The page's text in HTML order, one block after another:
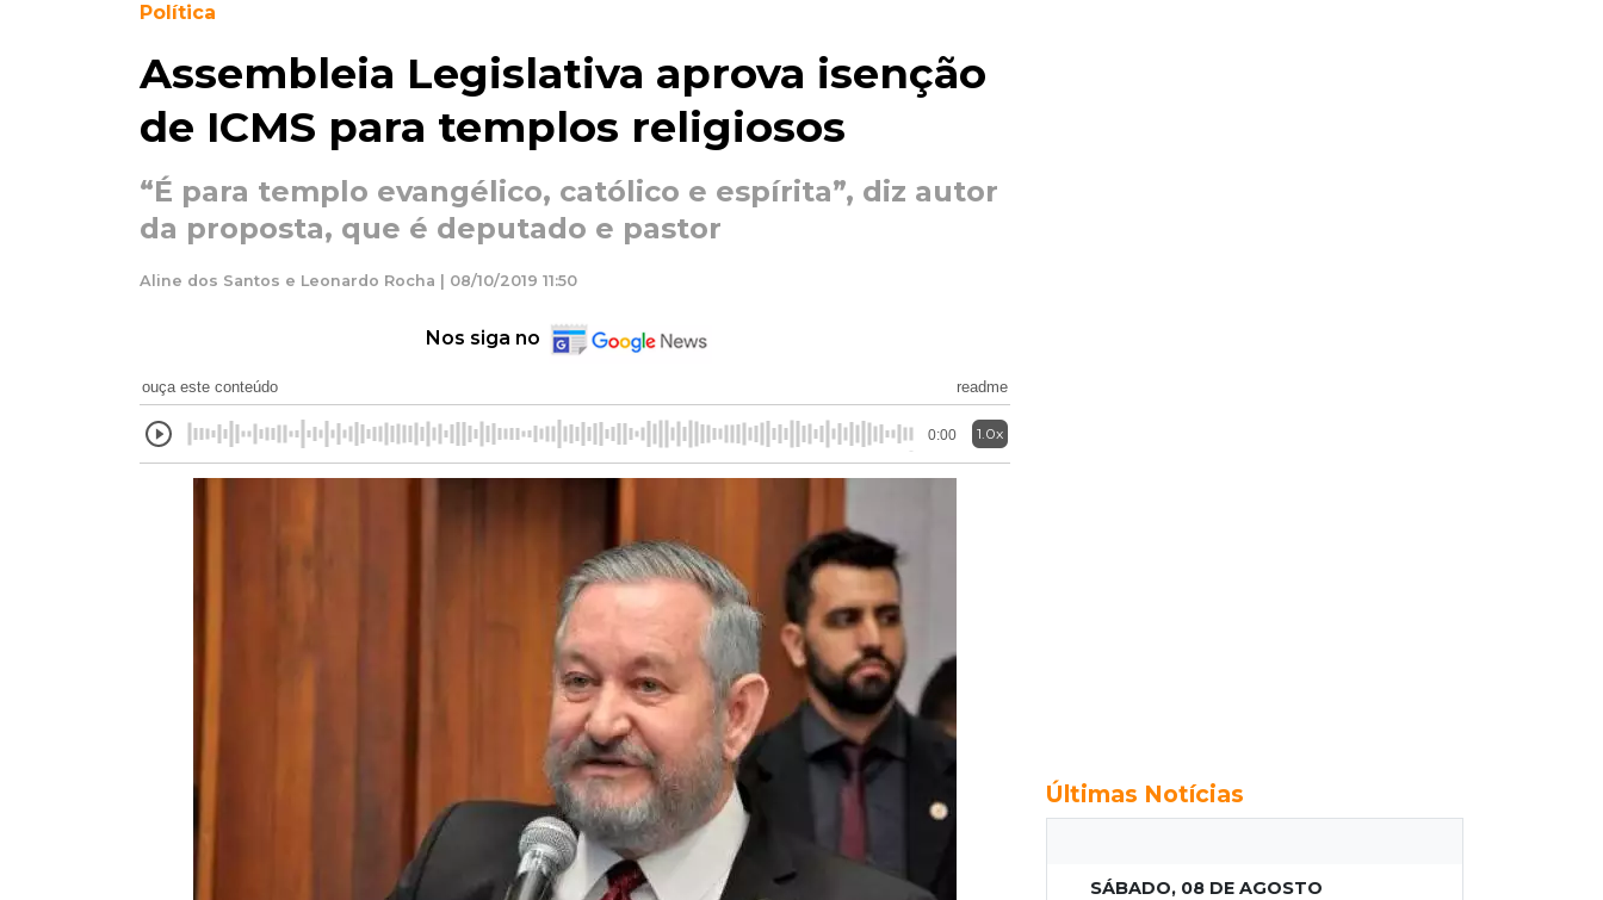
Política
Assembleia Legislativa aprova isenção
de ICMS para templos religiosos
“É para templo evangélico, católico e espírita”, diz autor
da proposta, que é deputado e pastor
Aline dos Santos e Leonardo Rocha | 08/10/2019 11:50
Nos siga no
ouça este conteúdo readme
0:00 1.0x
Últimas Notícias
SÁBADO, 08 DE AGOSTO